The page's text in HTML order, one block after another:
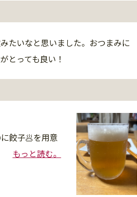
たいなと思いました。おつまみに
とっても良い！
餃子🥟を用意
もっと読む。